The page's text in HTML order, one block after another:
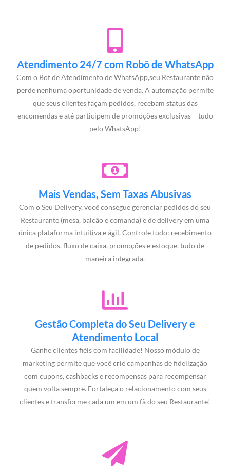
Atendimento 24/7 com Robô de WhatsApp
Com o Bot de Atendimento de WhatsApp,seu Restaurante não
perde nenhuma oportunidade de venda. A automação permite
que seus clientes façam pedidos, recebam status das
encomendas e até participem de promoções exclusivas – tudo
pelo WhatsApp!
Mais Vendas, Sem Taxas Abusivas
Com o Seu Delivery, você consegue gerenciar pedidos do seu
Restaurante (mesa, balcão e comanda) e de delivery em uma
única plataforma intuitiva e ágil. Controle tudo: recebimento
de pedidos, fluxo de caixa, promoções e estoque, tudo de
maneira integrada.
Gestão Completa do Seu Delivery e
Atendimento Local
Ganhe clientes fiéis com facilidade! Nosso módulo de
marketing permite que você crie campanhas de fidelização
com cupons, cashbacks e recompensas para recompensar
quem volta sempre. Fortaleça o relacionamento com seus
clientes e transforme cada um em um fã do seu Restaurante!